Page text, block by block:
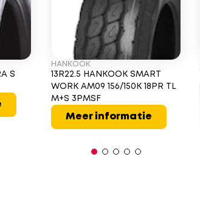
S
HANKOOK
13R22.5 HANKOOK SMART
WORK AM09 156/150K 18PR TL
M+S 3PMSF
Meer informatie